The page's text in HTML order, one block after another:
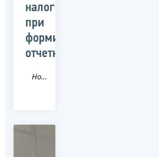
налогоплательщиками
при
формировании
отчетности»
Новость